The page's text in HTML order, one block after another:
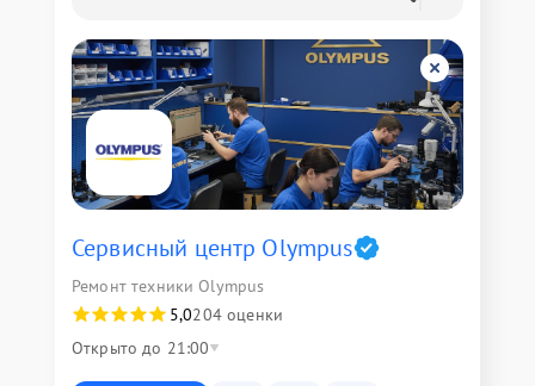
Сервисный центр Olympus
Ремонт техники Olympus
5,0204 оценки
Открыто до 21:00